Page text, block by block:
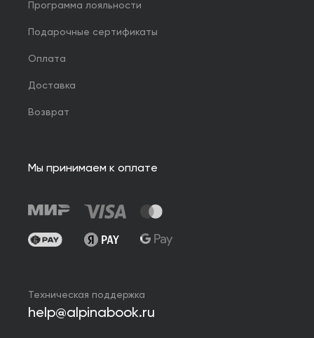
Программа лояльности
Подарочные сертификаты
Оплата
Доставка
Возврат
Мы принимаем к оплате
Техническая поддержка
help@alpinabook.ru